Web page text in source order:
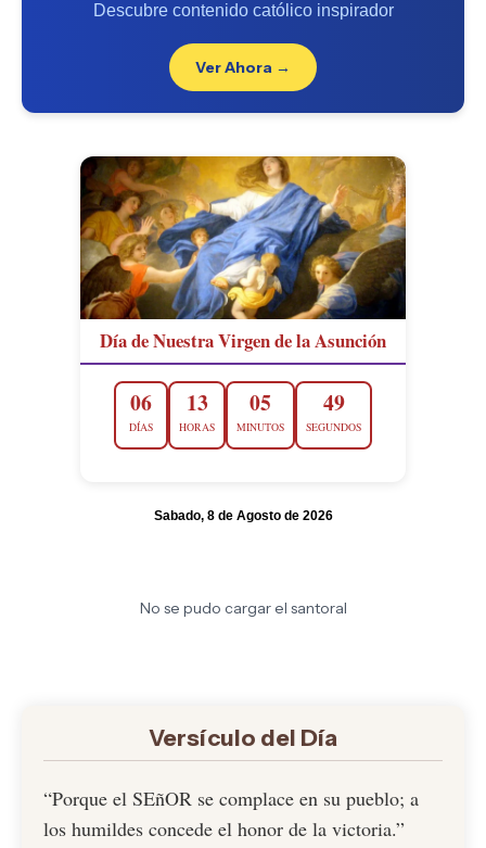
Descubre contenido católico inspirador
Ver Ahora →
Día de Nuestra Virgen de la Asunción
06
DÍAS
13
HORAS
05
MINUTOS
48
SEGUNDOS
Sabado, 8 de Agosto de 2026
No se pudo cargar el santoral
Versículo del Día
“Porque el SEñOR se complace en su pueblo; a
los humildes concede el honor de la victoria.”